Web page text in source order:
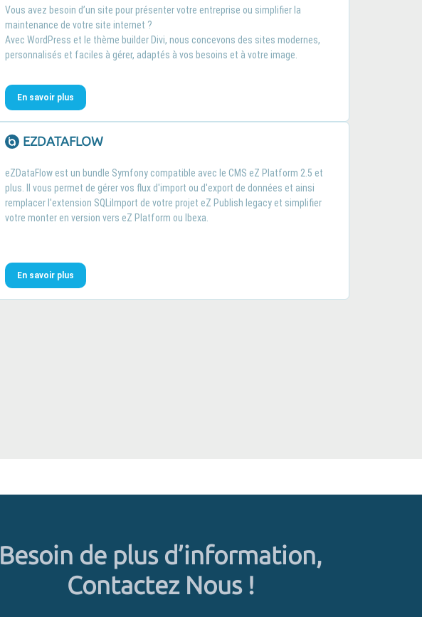
Vous avez besoin d’un site pour présenter votre entreprise ou simplifier la
maintenance de votre site internet ?
Avec WordPress et le thème builder Divi, nous concevons des sites modernes,
personnalisés et faciles à gérer, adaptés à vos besoins et à votre image.
En savoir plus
EZDATAFLOW
eZDataFlow est un bundle Symfony compatible avec le CMS eZ Platform 2.5 et
plus. Il vous permet de gérer vos flux d'import ou d'export de données et ainsi
remplacer l'extension SQLiImport de votre projet eZ Publish legacy et simplifier
votre monter en version vers eZ Platform ou Ibexa.
En savoir plus
Besoin de plus d’information,
Contactez Nous !